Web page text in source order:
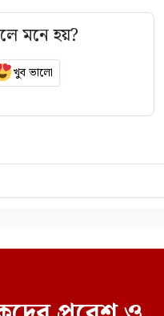
মনে হয়?
খুব ভালো